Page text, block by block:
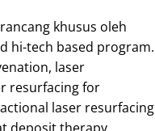
khusus oleh
hi-tech based program.
laser
resurfacing for
laser resurfacing